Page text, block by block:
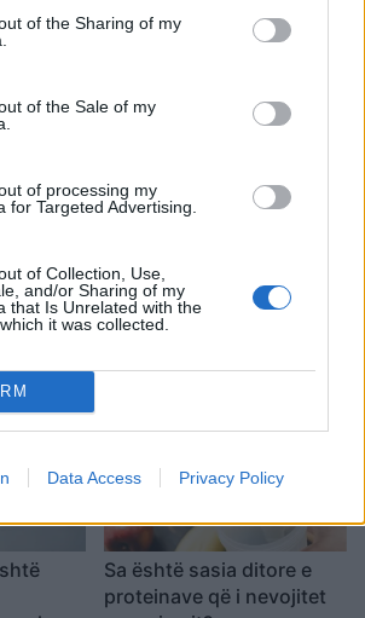
of the Sharing of my
of the Sale of my
of processing my
for Targeted Advertising.
of Collection, Use,
and/or Sharing of my
that Is Unrelated with the
it was collected.
Data Access Privacy Policy
2026/
yjet
Çfarë përfitimesh mund të
sjellin fistekët për
të
Alec dhe Hilaria Baldwin:
shtatë fëmijë, sprova të
mbajti të bashkuar
Sa është sasia ditore e
proteinave që i nevojitet